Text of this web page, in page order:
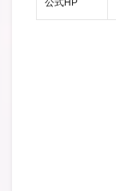
公式HP